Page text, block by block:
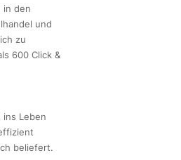
in den
und
zu
600 Click &
Leben
beliefert.